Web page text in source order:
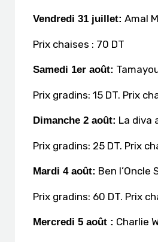
Vendredi 31 juillet: Amal
Prix chaises : 70 DT
Samedi 1er août:
Prix gradins: 15 DT. Prix
Dimanche 2 août: La diva
Prix gradins: 25 DT. Prix
Mardi 4 août: Ben l’Oncle
Prix gradins: 60 DT. Prix
Mercredi 5 août : Charlie